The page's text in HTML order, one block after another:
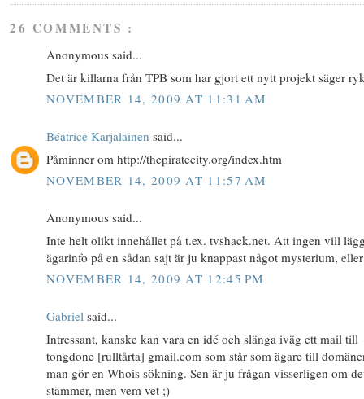
26 COMMENTS :
Anonymous said...
Det är killarna från TPB som har gjort ett nytt projekt säger
NOVEMBER 14, 2009 AT 11:31 AM
Béatrice Karjalainen said...
Påminner om http://thepiratecity.org/index.htm
NOVEMBER 14, 2009 AT 11:57 AM
Anonymous said...
Inte helt olikt innehållet på t.ex. tvshack.net. Att ingen vill
ägarinfo på en sådan sajt är ju knappast något mysterium,
NOVEMBER 14, 2009 AT 12:45 PM
Gabriel said...
Intressant, kanske kan vara en idé och slänga iväg ett mail till
tongdone [rulltårta] gmail.com som står som ägare till
man gör en Whois sökning. Sen är ju frågan visserligen om
stämmer, men vem vet ;)